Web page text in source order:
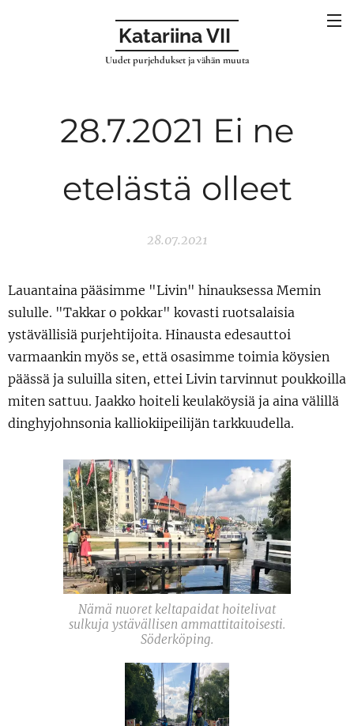
Katariina VII
Uudet purjehdukset ja vähän muuta
28.7.2021 Ei ne
etelästä olleet
28.07.2021
Lauantaina pääsimme "Livin" hinauksessa Memin
sululle. "Takkar o pokkar" kovasti ruotsalaisia
ystävällisiä purjehtijoita. Hinausta edesauttoi
varmaankin myös se, että osasimme toimia köysien
päässä ja suluilla siten, ettei Livin tarvinnut poukkoilla
miten sattuu. Jaakko hoiteli keulaköysiä ja aina välillä
dinghyjohnsonia kalliokiipeilijän tarkkuudella.
Nämä nuoret keltapaidat hoitelivat
sulkuja ystävällisen ammattitaitoisesti.
Söderköping.